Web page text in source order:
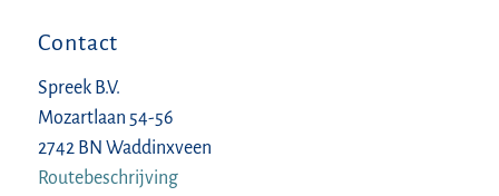
Contact
Spreek B.V.
Mozartlaan 54-56
2742 BN Waddinxveen
Routebeschrijving